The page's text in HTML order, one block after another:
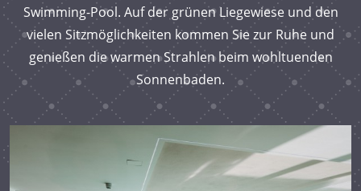
Swimming-Pool. Auf der grünen Liegewiese und den
vielen Sitzmöglichkeiten kommen Sie zur Ruhe und
genießen die warmen Strahlen beim wohltuenden
Sonnenbaden.